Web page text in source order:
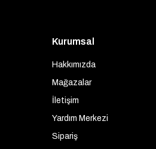
Kurumsal
Hakkımızda
Mağazalar
İletişim
Yardım Merkezi
Sipariş